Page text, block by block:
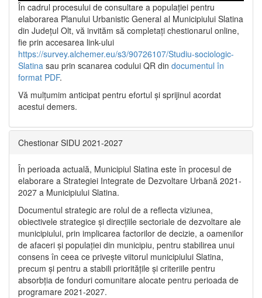
În cadrul procesului de consultare a populaţiei pentru
elaborarea Planului Urbanistic General al Municipiului Slatina
din Județul Olt, vă invităm să completați chestionarul online,
fie prin accesarea link-ului
https://survey.alchemer.eu/s3/90726107/Studiu-sociologic-
Slatina sau prin scanarea codului QR din documentul în
format PDF.
Vă mulţumim anticipat pentru efortul şi sprijinul acordat
acestui demers.
Chestionar SIDU 2021-2027
În perioada actuală, Municipiul Slatina este în procesul de
elaborare a Strategiei Integrate de Dezvoltare Urbană 2021‐
2027 a Municipiului Slatina.
Documentul strategic are rolul de a reflecta viziunea,
obiectivele strategice și direcțiile sectoriale de dezvoltare ale
municipiului, prin implicarea factorilor de decizie, a oamenilor
de afaceri și populației din municipiu, pentru stabilirea unui
consens în ceea ce privește viitorul municipiului Slatina,
precum și pentru a stabili prioritățile și criteriile pentru
absorbția de fonduri comunitare alocate pentru perioada de
programare 2021-2027.